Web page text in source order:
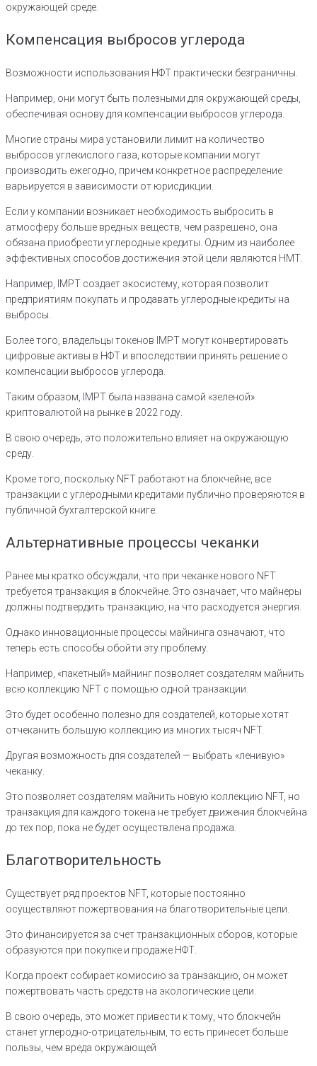
окружающей среде.
Компенсация выбросов углерода
Возможности использования НФТ практически безграничны.
Например, они могут быть полезными для окружающей среды,
обеспечивая основу для компенсации выбросов углерода.
Многие страны мира установили лимит на количество
выбросов углекислого газа, которые компании могут
производить ежегодно, причем конкретное распределение
варьируется в зависимости от юрисдикции.
Если у компании возникает необходимость выбросить в
атмосферу больше вредных веществ, чем разрешено, она
обязана приобрести углеродные кредиты. Одним из наиболее
эффективных способов достижения этой цели являются НМТ.
Например, IMPT создает экосистему, которая позволит
предприятиям покупать и продавать углеродные кредиты на
выбросы.
Более того, владельцы токенов IMPT могут конвертировать
цифровые активы в НФТ и впоследствии принять решение о
компенсации выбросов углерода.
Таким образом, IMPT была названа самой «зеленой»
криптовалютой на рынке в 2022 году.
В свою очередь, это положительно влияет на окружающую
среду.
Кроме того, поскольку NFT работают на блокчейне, все
транзакции с углеродными кредитами публично проверяются в
публичной бухгалтерской книге.
Альтернативные процессы чеканки
Ранее мы кратко обсуждали, что при чеканке нового NFT
требуется транзакция в блокчейне. Это означает, что майнеры
должны подтвердить транзакцию, на что расходуется энергия.
Однако инновационные процессы майнинга означают, что
теперь есть способы обойти эту проблему.
Например, «пакетный» майнинг позволяет создателям майнить
всю коллекцию NFT с помощью одной транзакции.
Это будет особенно полезно для создателей, которые хотят
отчеканить большую коллекцию из многих тысяч NFT.
Другая возможность для создателей — выбрать «ленивую»
чеканку.
Это позволяет создателям майнить новую коллекцию NFT, но
транзакция для каждого токена не требует движения блокчейна
до тех пор, пока не будет осуществлена продажа.
Благотворительность
Существует ряд проектов NFT, которые постоянно
осуществляют пожертвования на благотворительные цели.
Это финансируется за счет транзакционных сборов, которые
образуются при покупке и продаже НФТ.
Когда проект собирает комиссию за транзакцию, он может
пожертвовать часть средств на экологические цели.
В свою очередь, это может привести к тому, что блокчейн
станет углеродно-отрицательным, то есть принесет больше
пользы, чем вреда окружающей